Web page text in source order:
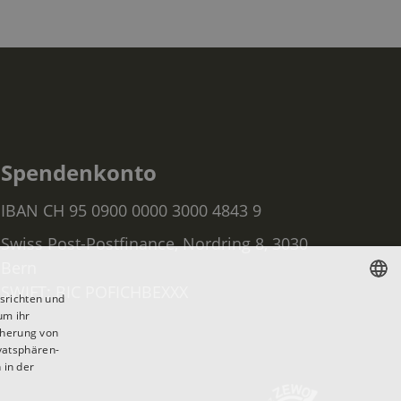
Spendenkonto
IBAN CH 95 0900 0000 3000 4843 9
Swiss Post-Postfinance, Nordring 8, 3030
SWIFT: BIC POFICHBEXXX
und
ihr
von
in der